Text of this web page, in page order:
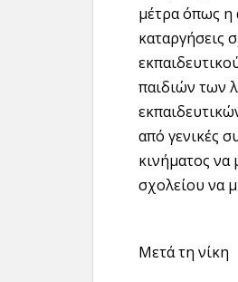
μέτρα όπως η
καταργήσεις
παιδιών των
από γενικές
κινήματος να
σχολείου να
Μετά τη νίκη